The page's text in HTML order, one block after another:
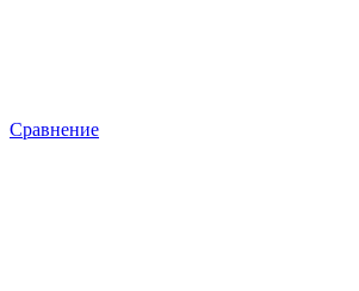
Сравнение